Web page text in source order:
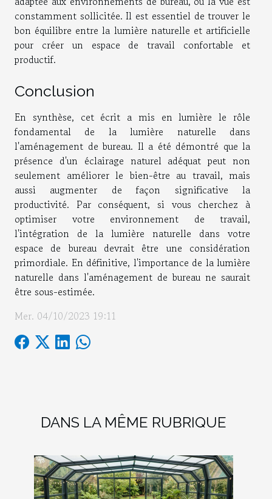
constamment sollicitée. Il est essentiel de trouver le
bon équilibre entre la lumière naturelle et artificielle
pour créer un espace de travail confortable et
productif.
Conclusion
En synthèse, cet écrit a mis en lumière le rôle
fondamental de la lumière naturelle dans
l'aménagement de bureau. Il a été démontré que la
présence d'un éclairage naturel adéquat peut non
seulement améliorer le bien-être au travail, mais
aussi augmenter de façon significative la
productivité. Par conséquent, si vous cherchez à
optimiser votre environnement de travail,
l'intégration de la lumière naturelle dans votre
espace de bureau devrait être une considération
primordiale. En définitive, l'importance de la lumière
naturelle dans l'aménagement de bureau ne saurait
être sous-estimée.
Mer. 04/10/2023 19:11
DANS LA MÊME RUBRIQUE